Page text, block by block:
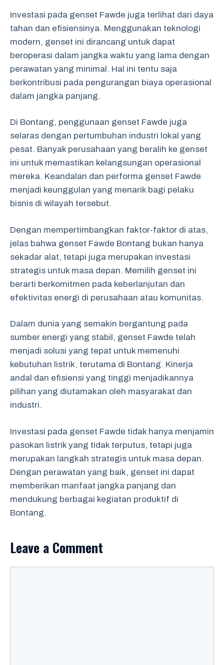
Investasi pada genset Fawde juga terlihat dari daya
tahan dan efisiensinya. Menggunakan teknologi
modern, genset ini dirancang untuk dapat
beroperasi dalam jangka waktu yang lama dengan
perawatan yang minimal. Hal ini tentu saja
berkontribusi pada pengurangan biaya operasional
dalam jangka panjang.
Di Bontang, penggunaan genset Fawde juga
selaras dengan pertumbuhan industri lokal yang
pesat. Banyak perusahaan yang beralih ke genset
ini untuk memastikan kelangsungan operasional
mereka. Keandalan dan performa genset Fawde
menjadi keunggulan yang menarik bagi pelaku
bisnis di wilayah tersebut.
Dengan mempertimbangkan faktor-faktor di atas,
jelas bahwa genset Fawde Bontang bukan hanya
sekadar alat, tetapi juga merupakan investasi
strategis untuk masa depan. Memilih genset ini
berarti berkomitmen pada keberlanjutan dan
efektivitas energi di perusahaan atau komunitas.
Dalam dunia yang semakin bergantung pada
sumber energi yang stabil, genset Fawde telah
menjadi solusi yang tepat untuk memenuhi
kebutuhan listrik, terutama di Bontang. Kinerja
andal dan efisiensi yang tinggi menjadikannya
pilihan yang diutamakan oleh masyarakat dan
industri.
Investasi pada genset Fawde tidak hanya menjamin
pasokan listrik yang tidak terputus, tetapi juga
merupakan langkah strategis untuk masa depan.
Dengan perawatan yang baik, genset ini dapat
memberikan manfaat jangka panjang dan
mendukung berbagai kegiatan produktif di
Bontang.
Leave a Comment